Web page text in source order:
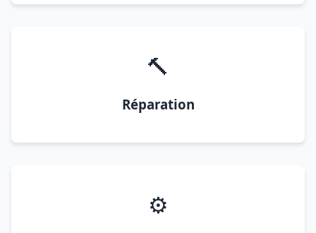
🔨
Réparation
⚙️